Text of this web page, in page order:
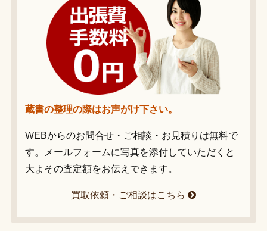
蔵書の整理の際はお声がけ下さい。
WEBからのお問合せ・ご相談・お見積りは無料で
す。メールフォームに写真を添付していただくと
大よその査定額をお伝えできます。
買取依頼・ご相談はこちら